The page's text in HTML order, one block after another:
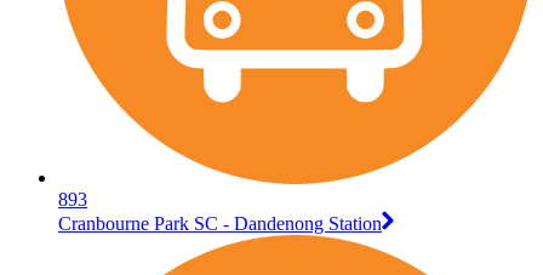
893
Cranbourne Park SC - Dandenong Station